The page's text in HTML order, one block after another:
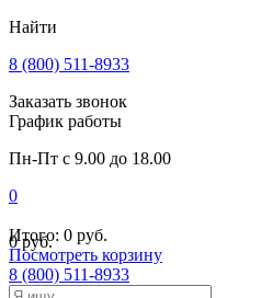
Найти
8 (800) 511-8933
Заказать звонок
График работы
Пн-Пт с 9.00 до 18.00
0
0 руб.
Итого: 0 руб.
Посмотреть корзину
8 (800) 511-8933